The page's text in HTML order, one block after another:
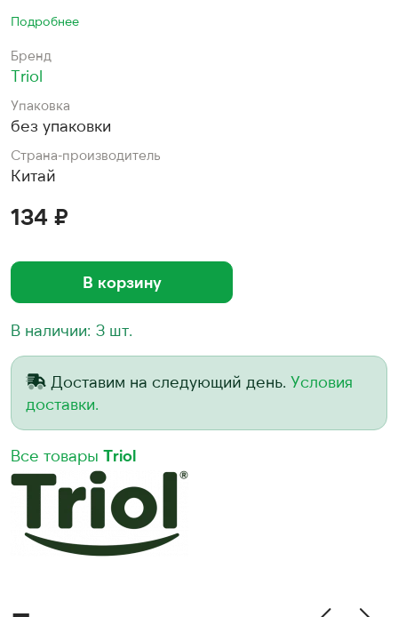
Подробнее
Бренд
Triol
Упаковка
без упаковки
Страна-производитель
Китай
134 ₽
В корзину
В наличии: 3 шт.
Доставим на следующий день. Условия
доставки.
Все товары Triol